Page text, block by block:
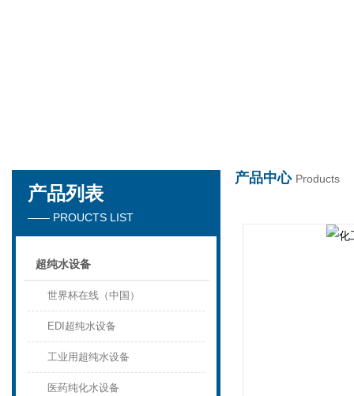
产品中心 Products
产品列表
—— PROUCTS LIST
超纯水设备
世界杯在线（中国）
EDI超纯水设备
工业用超纯水设备
医药纯化水设备